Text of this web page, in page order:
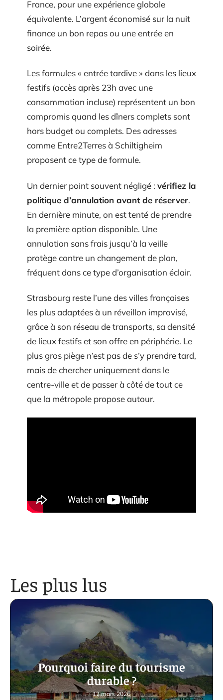
France, pour une expérience globale
équivalente. L’argent économisé sur la nuit
finance un bon repas ou une entrée en
soirée.
Les formules « entrée tardive » dans les lieux
festifs (accès après 23h avec une
consommation incluse) représentent un bon
compromis quand les dîners complets sont
hors budget ou complets. Des adresses
comme Entre2Terres à Schiltigheim
proposent ce type de formule.
Un dernier point souvent négligé : vérifiez la
politique d’annulation avant de réserver.
En dernière minute, on est tenté de prendre
la première option disponible. Une
annulation sans frais jusqu’à la veille
protège contre un changement de plan,
fréquent dans ce type d’organisation éclair.
Strasbourg reste l’une des villes françaises
les plus adaptées à un réveillon improvisé,
grâce à son réseau de transports, sa densité
de lieux festifs et son offre en périphérie. Le
plus gros piège n’est pas de s’y prendre tard,
mais de chercher uniquement dans le
centre-ville et de passer à côté de tout ce
que la métropole propose autour.
Les plus lus
Pourquoi faire du tourisme
durable ?
12 mars 2026